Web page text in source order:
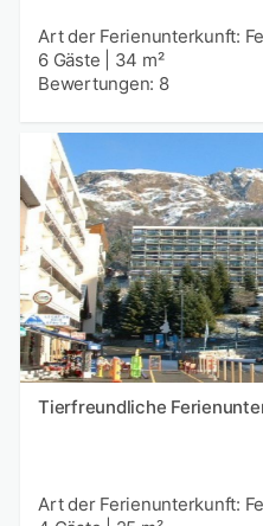
Art der Ferienunterkunft:
6 Gäste
34 m²
Bewertungen: 8
Tierfreundliche
Art der Ferienunterkunft: